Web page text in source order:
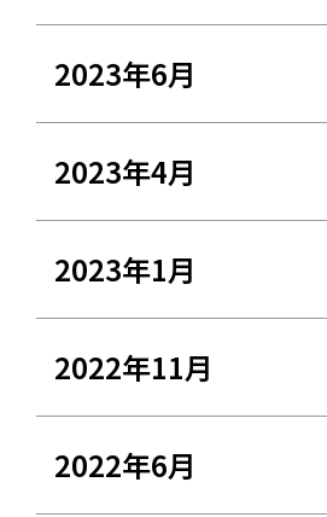
2023年6月
2023年4月
2023年1月
2022年11月
2022年6月